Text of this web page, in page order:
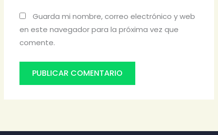
Guarda mi nombre, correo electrónico y web
en este navegador para la próxima vez que
comente.